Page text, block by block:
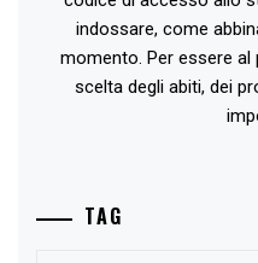
indossare, come
momento. Per essere al
scelta degli abiti, dei
TAG